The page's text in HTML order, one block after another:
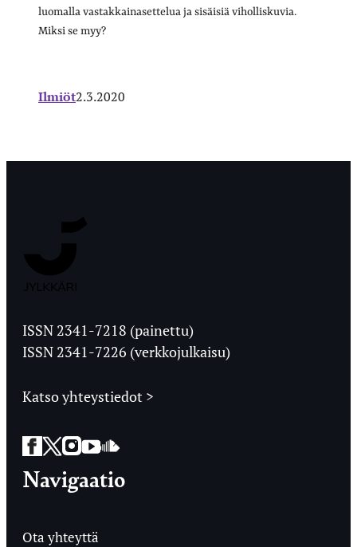
luomalla vastakkainasettelua ja sisäisiä viholliskuvia.
Miksi se myy?
Ilmiöt2.3.2020
Ylioppilaslehti
ISSN 2341-7218 (painettu)
ISSN 2341-7226 (verkkojulkaisu)
Katso yhteystiedot >
Facebook
Twitter
Instagram
YouTube
SoundCloud
Navigaatio
Ota yhteyttä